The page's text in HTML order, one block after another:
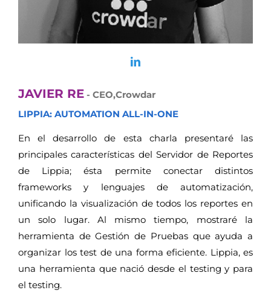
JAVIER RE - CEO,Crowdar
LIPPIA: AUTOMATION ALL-IN-ONE
En el desarrollo de esta charla presentaré las
principales características del Servidor de Reportes
de Lippia; ésta permite conectar distintos
frameworks y lenguajes de automatización,
unificando la visualización de todos los reportes en
un solo lugar. Al mismo tiempo, mostraré la
herramienta de Gestión de Pruebas que ayuda a
organizar los test de una forma eficiente. Lippia, es
una herramienta que nació desde el testing y para
el testing.